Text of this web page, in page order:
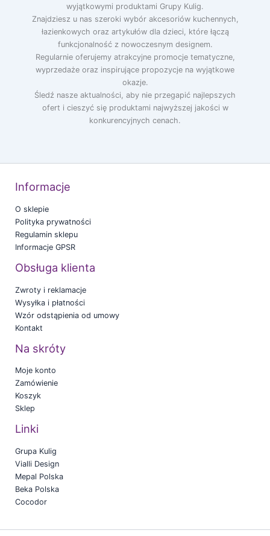
wyjątkowymi produktami Grupy Kulig.
Znajdziesz u nas szeroki wybór akcesoriów kuchennych,
łazienkowych oraz artykułów dla dzieci, które łączą
funkcjonalność z nowoczesnym designem.
Regularnie oferujemy atrakcyjne promocje tematyczne,
wyprzedaże oraz inspirujące propozycje na wyjątkowe
okazje.
Śledź nasze aktualności, aby nie przegapić najlepszych
ofert i cieszyć się produktami najwyższej jakości w
konkurencyjnych cenach.
Informacje
O sklepie
Polityka prywatności
Regulamin sklepu
Informacje GPSR
Obsługa klienta
Zwroty i reklamacje
Wysyłka i płatności
Wzór odstąpienia od umowy
Kontakt
Na skróty
Moje konto
Zamówienie
Koszyk
Sklep
Linki
Grupa Kulig
Vialli Design
Mepal Polska
Beka Polska
Cocodor